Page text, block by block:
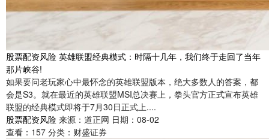
股票配资风险 英雄联盟经典模式：时隔十几年，我们终于走回了当年
那片峡谷!
如果要问老玩家心中最怀念的英雄联盟版本，绝大多数人的答案，都
会是S3。就在最近的英雄联盟MSI总决赛上，拳头官方正式宣布英雄
联盟的经典模式即将于7月30日正式上....
股票配资风险 来源：道正网 日期：08-02
查看： 157 分类： 财盛证券